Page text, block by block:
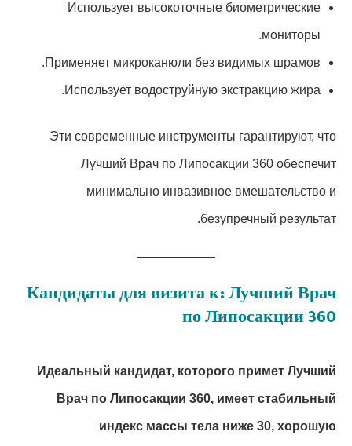
Использует высокоточные биометрические
мониторы.
Применяет микроканюли без видимых шрамов.
Использует водоструйную экстракцию жира.
Эти современные инструменты гарантируют, что
Лучший Врач по Липосакции 360 обеспечит
минимально инвазивное вмешательство и
безупречный результат.
Кандидаты для визита к: Лучший Врач
по Липосакции 360
Идеальный кандидат, которого примет Лучший
Врач по Липосакции 360, имеет стабильный
индекс массы тела ниже 30, хорошую